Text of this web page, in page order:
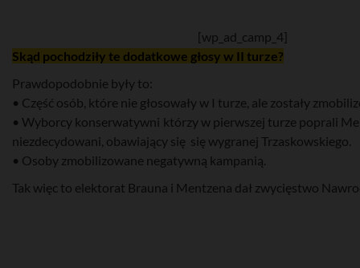
[wp_ad_camp_4]
Skąd pochodziły te dodatkowe głosy w II turze?
Prawdopodobnie były to:
• Część osób, które nie głosowały w I turze, ale zostały
• Wyborcy konserwatywni którzy w pierwszej turze poprali
niezdecydowani, obawiający się się wygranej Trzaskowskiego.
• Osoby zmobilizowane negatywną kampanią.
Tak więc to elektorat Brauna i Mentzena dał zwycięstwo